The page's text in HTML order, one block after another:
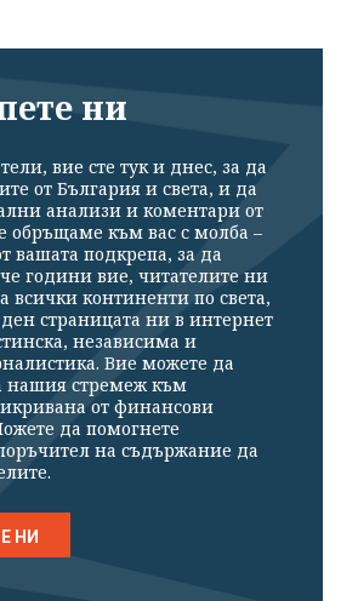
ни
вие сте тук и днес, за да
от България и света, и да
анализи и коментари от
обръщаме към вас с молба –
вашата подкрепа, за да
години вие, читателите ни
всички континенти по света,
ден страницата ни в интернет
независима и
Вие можете да
нашия стремеж към
от финансови
да помогнете
на съдържание да
НИ